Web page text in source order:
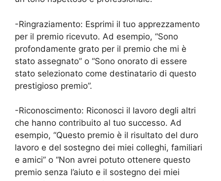
-Ringraziamento: Esprimi il tuo apprezzamento
per il premio ricevuto. Ad esempio, “Sono
profondamente grato per il premio che mi è
stato assegnato” o “Sono onorato di essere
stato selezionato come destinatario di questo
prestigioso premio”.
-Riconoscimento: Riconosci il lavoro degli altri
che hanno contribuito al tuo successo. Ad
esempio, “Questo premio è il risultato del duro
lavoro e del sostegno dei miei colleghi, familiari
e amici” o “Non avrei potuto ottenere questo
premio senza l’aiuto e il sostegno dei miei